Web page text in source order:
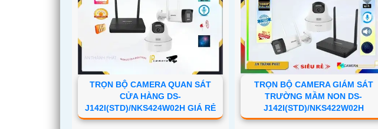
TRỌN BỘ CAMERA QUAN SÁT
CỬA HÀNG DS-
J142I(STD)/NKS424W02H GIÁ RẺ
TRỌN BỘ CAMERA GIÁM SÁT
TRƯỜNG MẦM NON DS-
J142I(STD)/NKS422W02H